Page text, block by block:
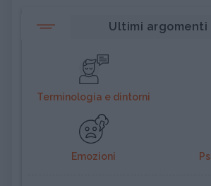
Ultimi argomenti
Terminologia e dintorni
Emozioni